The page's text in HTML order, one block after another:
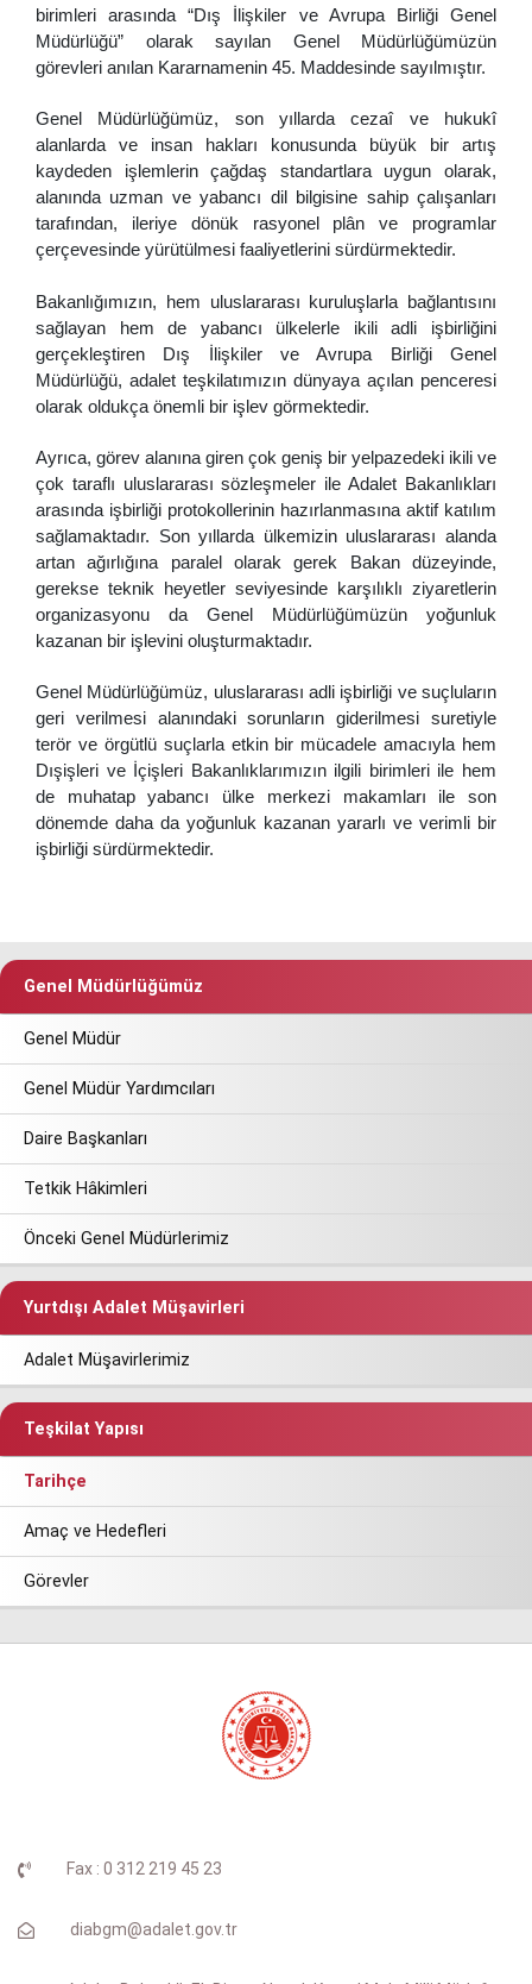
birimleri arasında “Dış İlişkiler ve Avrupa Birliği Genel
Müdürlüğü” olarak sayılan Genel Müdürlüğümüzün
görevleri anılan Kararnamenin 45. Maddesinde sayılmıştır.
Genel Müdürlüğümüz, son yıllarda cezaî ve hukukî
alanlarda ve insan hakları konusunda büyük bir artış
kaydeden işlemlerin çağdaş standartlara uygun olarak,
alanında uzman ve yabancı dil bilgisine sahip çalışanları
tarafından, ileriye dönük rasyonel plân ve programlar
çerçevesinde yürütülmesi faaliyetlerini sürdürmektedir.
Bakanlığımızın, hem uluslararası kuruluşlarla bağlantısını
sağlayan hem de yabancı ülkelerle ikili adli işbirliğini
gerçekleştiren
Dış İlişkiler ve Avrupa Birliği Genel
Müdürlüğü, adalet teşkilatımızın dünyaya açılan penceresi
olarak oldukça önemli bir işlev görmektedir.
Ayrıca, görev alanına giren çok geniş bir yelpazedeki ikili ve
çok taraflı uluslararası sözleşmeler ile Adalet Bakanlıkları
arasında işbirliği protokollerinin hazırlanmasına aktif katılım
sağlamaktadır. Son yıllarda ülkemizin uluslararası alanda
artan ağırlığına paralel olarak gerek Bakan düzeyinde,
gerekse teknik heyetler seviyesinde karşılıklı ziyaretlerin
organizasyonu da Genel Müdürlüğümüzün yoğunluk
kazanan bir işlevini oluşturmaktadır.
Genel Müdürlüğümüz, uluslararası adli işbirliği ve suçluların
geri verilmesi alanındaki sorunların giderilmesi suretiyle
terör ve örgütlü suçlarla etkin bir mücadele amacıyla hem
Dışişleri ve İçişleri Bakanlıklarımızın ilgili birimleri ile hem
de muhatap yabancı ülke merkezi makamları ile son
dönemde daha da yoğunluk kazanan yararlı ve verimli bir
işbirliği sürdürmektedir.
Genel Müdürlüğümüz
Genel Müdür
Genel Müdür Yardımcıları
Daire Başkanları
Tetkik Hâkimleri
Önceki Genel Müdürlerimiz
Yurtdışı Adalet Müşavirleri
Adalet Müşavirlerimiz
Teşkilat Yapısı
Tarihçe
Amaç ve Hedefleri
Görevler
Fax : 0 312 219 45 23
diabgm@adalet.gov.tr